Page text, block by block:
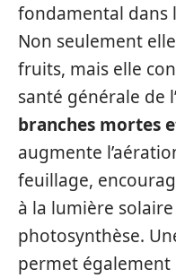
fondamental dans
Non seulement
fruits, mais elle
santé générale de
branches mortes
augmente
feuillage,
à la lumière
photosynthèse.
permet également